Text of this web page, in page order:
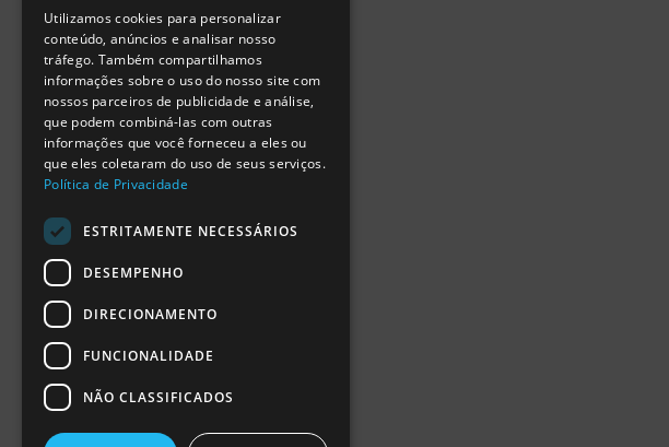
Escola Ciência Viva
Contactar
Relatório Anual RCN 2024
Relatório Intercalar RCN 2025
ENGLISH
SPANISH
Utilizamos cookies para personalizar
conteúdo, anúncios e analisar nosso
tráfego. Também compartilhamos
informações sobre o uso do nosso site com
nossos parceiros de publicidade e análise,
que podem combiná-las com outras
informações que você forneceu a eles ou
que eles coletaram do uso de seus serviços.
Política de Privacidade
ESTRITAMENTE NECESSÁRIOS
DESEMPENHO
DIRECIONAMENTO
FUNCIONALIDADE
NÃO CLASSIFICADOS